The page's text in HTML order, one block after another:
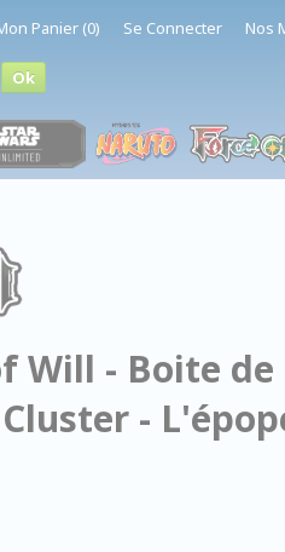
Panier (0) Se Connecter Nos
Will - Boite
-